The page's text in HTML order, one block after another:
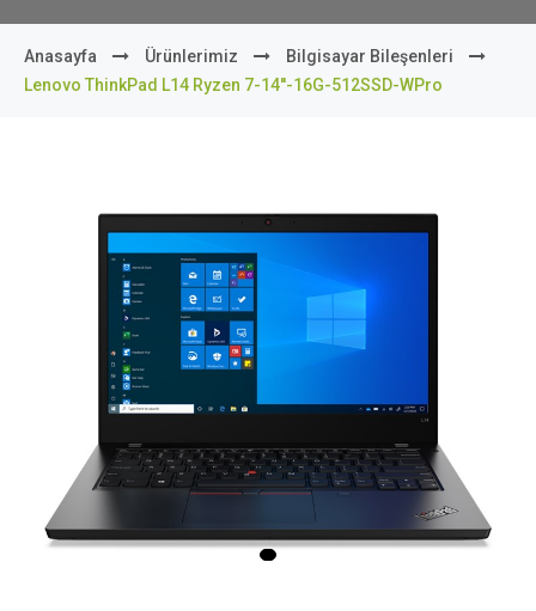
Anasayfa Ürünlerimiz
Bilgisayar Bileşenleri
Lenovo ThinkPad L14 Ryzen 7-14''-16G-512SSD-WPro